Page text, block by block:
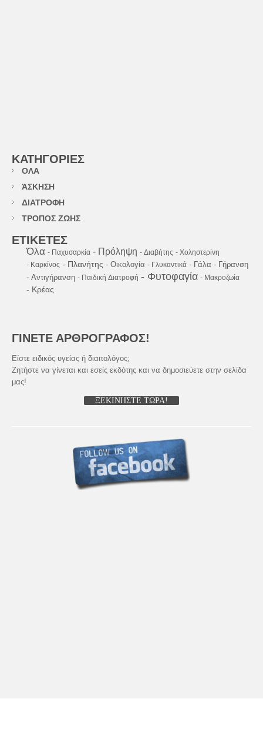
ΚΑΤΗΓΟΡΙΕΣ
ΟΛΑ
ΆΣΚΗΣΗ
ΔΙΑΤΡΟΦΗ
ΤΡΟΠΟΣ ΖΩΗΣ
ΕΤΙΚΕΤΕΣ
Όλα - Παχυσαρκία - Πρόληψη - Διαβήτης - Χοληστερίνη
- Καρκίνος - Πλανήτης - Οικολογία - Γλυκαντικά - Γάλα - Γήρανση
- Αντιγήρανση - Παιδική Διατροφή - Φυτοφαγία - Μακροζωία
- Κρέας
ΓΙΝΕΤΕ ΑΡΘΡΟΓΡΑΦΟΣ!
Είστε ειδικός υγείας ή διαιτολόγος;
Ζητήστε να γίνεται και εσείς εκδότης και να δημοσιεύετε στην σελίδα
μας!
ΞΕΚΙΝΗΣΤΕ ΤΩΡΑ!